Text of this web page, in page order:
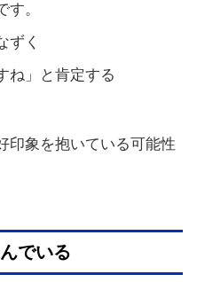
。
ずく
ね」と肯定する
印象を抱いている可能性
でいる